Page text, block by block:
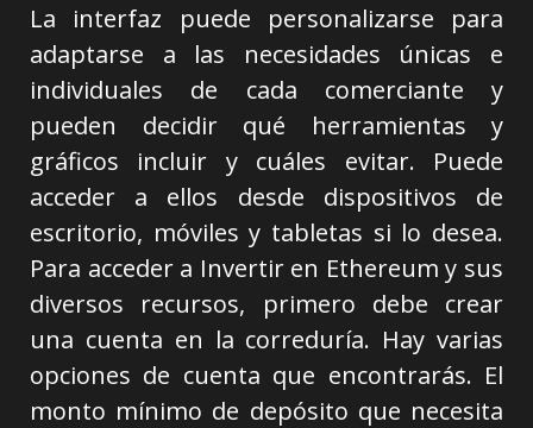
La interfaz puede personalizarse para
adaptarse a las necesidades únicas e
individuales de cada comerciante y
pueden decidir qué herramientas y
gráficos incluir y cuáles evitar. Puede
acceder a ellos desde dispositivos de
escritorio, móviles y tabletas si lo desea.
Para acceder a Invertir en Ethereum y sus
diversos recursos, primero debe crear
una cuenta en la correduría. Hay varias
opciones de cuenta que encontrarás. El
monto mínimo de depósito que necesita